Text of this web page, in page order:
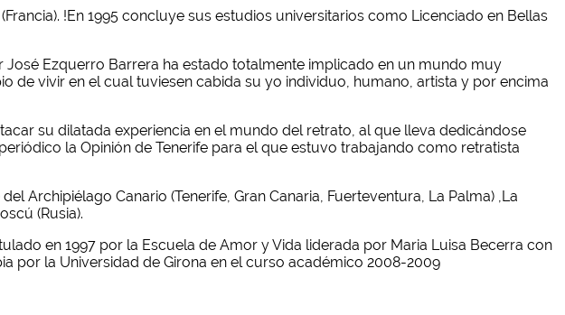
!En 1995 concluye sus estudios universitarios como Licenciado en Bellas
José Ezquerro Barrera ha estado totalmente implicado en un mundo muy
de vivir en el cual tuviesen cabida su yo individuo, humano, artista y por encima
su dilatada experiencia en el mundo del retrato, al que lleva dedicándose
la Opinión de Tenerife para el que estuvo trabajando como retratista
Archipiélago Canario (Tenerife, Gran Canaria, Fuerteventura, La Palma) ,La
(Rusia).
en 1997 por la Escuela de Amor y Vida liderada por Maria Luisa Becerra con
por la Universidad de Girona en el curso académico 2008-2009